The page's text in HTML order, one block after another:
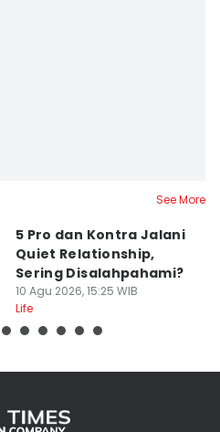
See More
5 Pro dan Kontra Jalani
Quiet Relationship,
Sering Disalahpahami?
10 Agu 2026, 15:25 WIB
Life